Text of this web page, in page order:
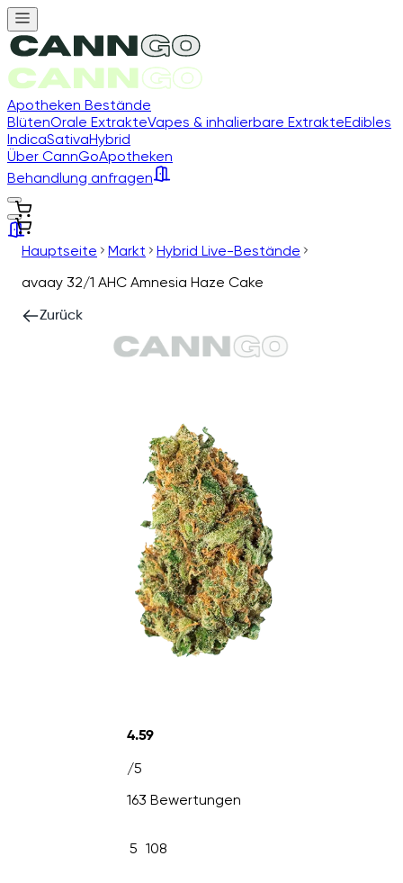
Apotheken Bestände
BlütenOrale ExtrakteVapes & inhalierbare ExtrakteEdibles
IndicaSativaHybrid
Über CannGoApotheken
Behandlung anfragen
Hauptseite Markt
Hybrid Live-Bestände
avaay 32/1 AHC Amnesia Haze Cake
Zurück
4.59
/5
163 Bewertungen
5 108